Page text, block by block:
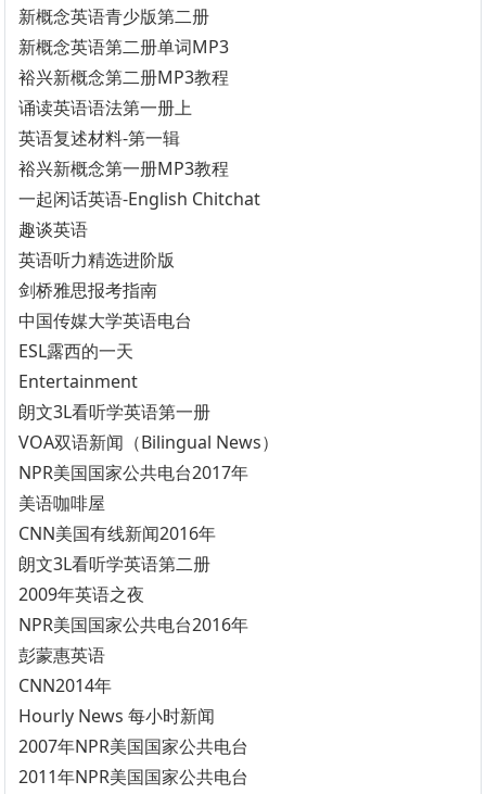
新概念英语青少版第二册
新概念英语第二册单词MP3
裕兴新概念第二册MP3教程
诵读英语语法第一册上
英语复述材料-第一辑
裕兴新概念第一册MP3教程
一起闲话英语-English Chitchat
趣谈英语
英语听力精选进阶版
剑桥雅思报考指南
中国传媒大学英语电台
ESL露西的一天
Entertainment
朗文3L看听学英语第一册
VOA双语新闻（Bilingual News）
NPR美国国家公共电台2017年
美语咖啡屋
CNN美国有线新闻2016年
朗文3L看听学英语第二册
2009年英语之夜
NPR美国国家公共电台2016年
彭蒙惠英语
CNN2014年
Hourly News 每小时新闻
2007年NPR美国国家公共电台
2011年NPR美国国家公共电台